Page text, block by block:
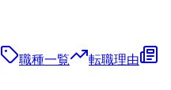
職種一覧
転職理由